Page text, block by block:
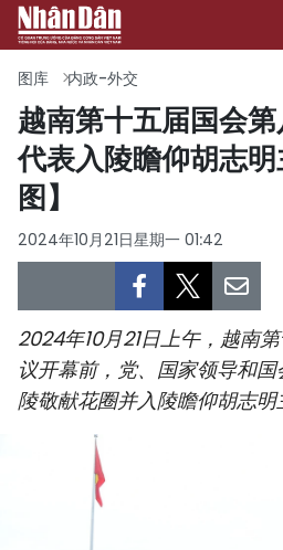
首页
经济
社会
环保
文化
图库 内政-外交
越南第十五届国会
代表入陵瞻仰胡志
图】
2024年10月21日星期一 01:42
2024年10月21日上午，越南
议开幕前，党、国家领导和
陵敬献花圈并入陵瞻仰胡志明